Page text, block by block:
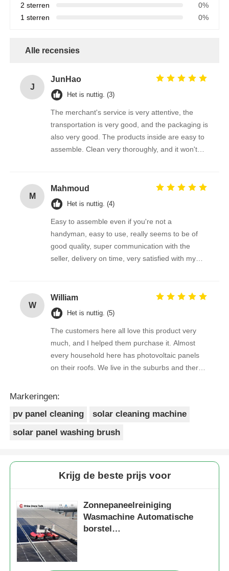
2 sterren
0%
1 sterren
0%
Alle recensies
J
JunHao
Het is nuttig. (3)
The merchant's service is very attentive, the
transportation is very good, and the packaging is
also very good. The products inside are easy to
assemble. Clean very thoroughly, and it won't
M
Mahmoud
Het is nuttig. (4)
Easy to assemble even if you're not a
handyman, easy to use, really seems to be of
good quality, super communication with the
seller, delivery on time, very satisfied with my
W
William
Het is nuttig. (5)
The customers here all love this product very
much, and I helped them purchase it. Almost
every household here has photovoltaic panels
on their roofs. We live in the suburbs and there
Markeringen:
pv panel cleaning
solar cleaning machine
solar panel washing brush
Krijg de beste prijs voor
Zonnepaneelreiniging
Wasmachine Automatische
borstel